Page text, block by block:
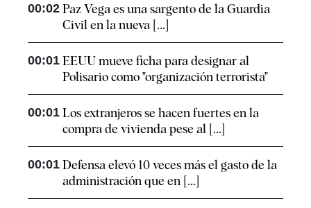
00:02 Paz Vega es una sargento de la Guardia
Civil en la nueva [...]
00:01 EEUU mueve ficha para designar al
Polisario como "organización terrorista"
00:01 Los extranjeros se hacen fuertes en la
compra de vivienda pese al [...]
00:01 Defensa elevó 10 veces más el gasto de la
administración que en [...]